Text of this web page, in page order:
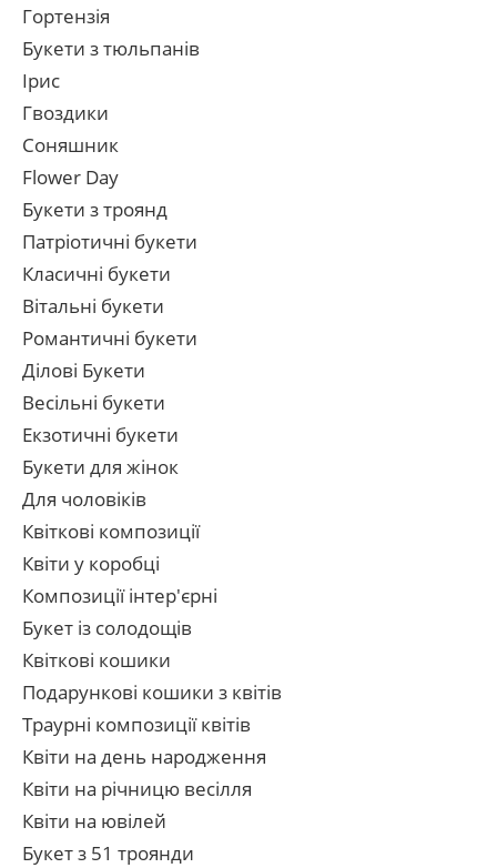
Гортензія
Букети з тюльпанів
Ірис
Гвоздики
Соняшник
Flower Day
Букети з троянд
Патріотичні букети
Класичні букети
Вітальні букети
Романтичні букети
Ділові Букети
Весільні букети
Екзотичні букети
Букети для жінок
Для чоловіків
Квіткові композиції
Квіти у коробці
Композиції інтер'єрні
Букет із солодощів
Квіткові кошики
Подарункові кошики з квітів
Траурні композиції квітів
Квіти на день народження
Квіти на річницю весілля
Квіти на ювілей
Букет з 51 троянди